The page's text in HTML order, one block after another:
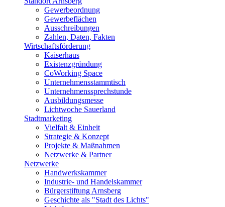
Gewerbeordnung
Gewerbeflächen
Ausschreibungen
Zahlen, Daten, Fakten
Wirtschaftsförderung
Kaiserhaus
Existenzgründung
CoWorking Space
Unternehmensstammtisch
Unternehmenssprechstunde
Ausbildungsmesse
Lichtwoche Sauerland
Stadtmarketing
Vielfalt & Einheit
Strategie & Konzept
Projekte & Maßnahmen
Netzwerke & Partner
Netzwerke
Handwerkskammer
Industrie- und Handelskammer
Bürgerstiftung Arnsberg
Geschichte als "Stadt des Lichts"